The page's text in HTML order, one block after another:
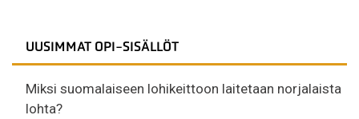
UUSIMMAT OPI-SISÄLLÖT
Miksi suomalaiseen lohikeittoon laitetaan norjalaista
lohta?